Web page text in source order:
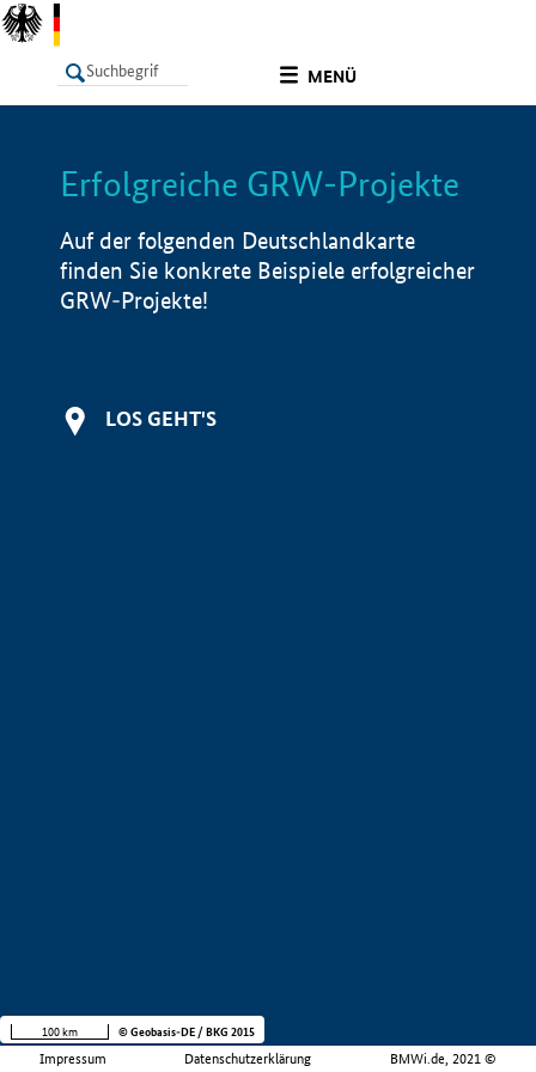
MENÜ
LISTE Info
Erfolgreiche GRW-Projekte
Auf der folgenden Deutschlandkarte
finden Sie konkrete Beispiele erfolgreicher
GRW-Projekte!
LOS GEHT'S
Impressum Datenschutzerklärung BMWi.de, 2021 ©
100 km © Geobasis-DE / BKG 2015